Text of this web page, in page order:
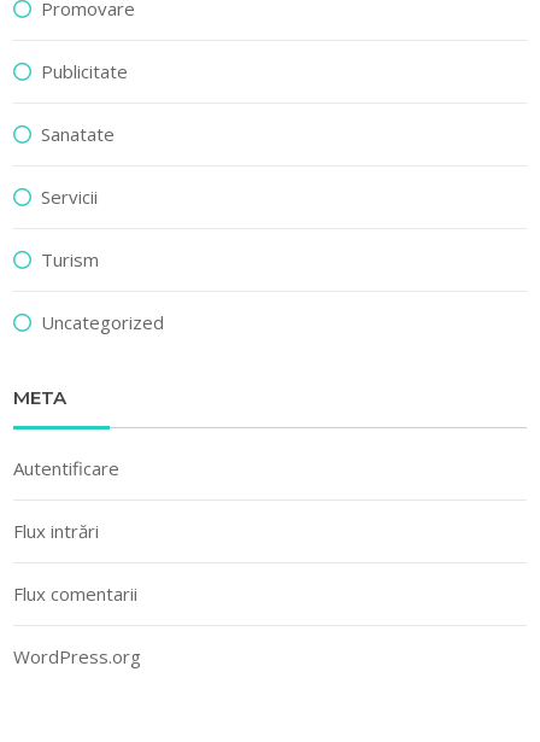
Promovare
Publicitate
Sanatate
Servicii
Turism
Uncategorized
META
Autentificare
Flux intrări
Flux comentarii
WordPress.org